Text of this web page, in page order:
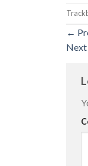
←
Next